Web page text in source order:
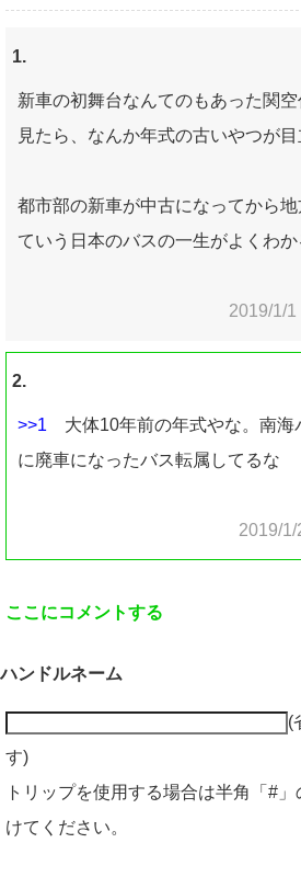
1.
新車の初舞台なんてのもあった関
見たら、なんか年式の古いやつが目
都市部の新車が中古になってから
ていう日本のバスの一生がよくわ
2019/1/1
2.
>>1 大体10年前の年式やな。南海
に廃車になったバス転属してるな
2019/1/
ここにコメントする
ハンドルネーム
(
す)
トリップを使用する場合は半角「#
けてください。